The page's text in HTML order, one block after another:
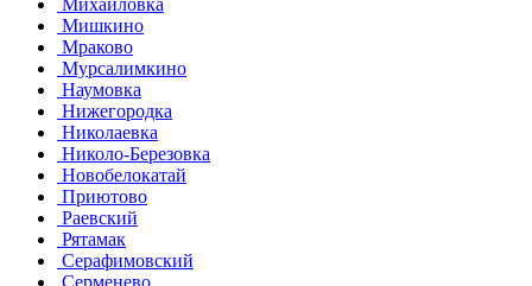
Мишкино
Мраково
Мурсалимкино
Наумовка
Нижегородка
Николаевка
Николо-Березовка
Новобелокатай
Приютово
Раевский
Рятамак
Серафимовский
Серменево